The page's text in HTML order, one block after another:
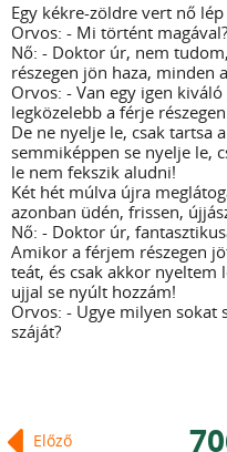
Egy kékre-zöldre vert nő
Orvos: - Mi történt magával?
Nő: - Doktor úr, nem
részegen jön haza, minden
Orvos: - Van egy igen
legközelebb a férje
De ne nyelje le, csak tartsa
semmiképpen se nyelje le,
le nem fekszik aludni!
Két hét múlva újra
azonban üdén, frissen,
Nő: - Doktor úr,
Amikor a férjem részegen
teát, és csak akkor
ujjal se nyúlt hozzám!
Orvos: - Ugye milyen sokat
száját?
Előző